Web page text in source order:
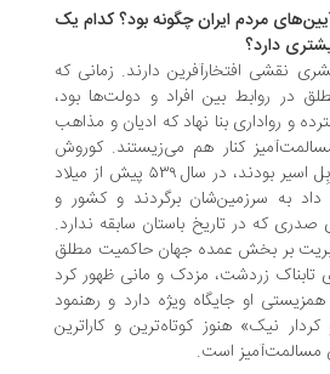
مردم ایران چگونه بود؟ کدام یک
افتخارآفرین دارند. زمانی كه
بین افراد و دولت‌ها بود،
بنا نهاد كه ادیان و مذاهب
كنار هم می‌زیستند. كوروش
یهودیان را كه ۵۸ سال در بابِل اسیر بودند، در سال ۵۳۹ پیش از میلاد
سرزمین‌شان برگردند و كشور و
در تاریخ باستان سابقه ندارد.
بخش عمده‌ جهان حاكمیت مطلق
زردشت، مزدک و مانی ظهور كرد
جایگاه ویژه دارد و رهنمود
هنوز كوتاه‌ترین و كاراترین
است.